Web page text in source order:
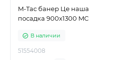
M-Tac банер Це наша
посадка 900x1300 MC
В наличии
51554008